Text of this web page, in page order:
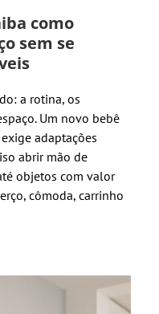
como
sem se
a rotina, os
Um novo bebê
adaptações
abrir mão de
objetos com valor
cômoda, carrinho